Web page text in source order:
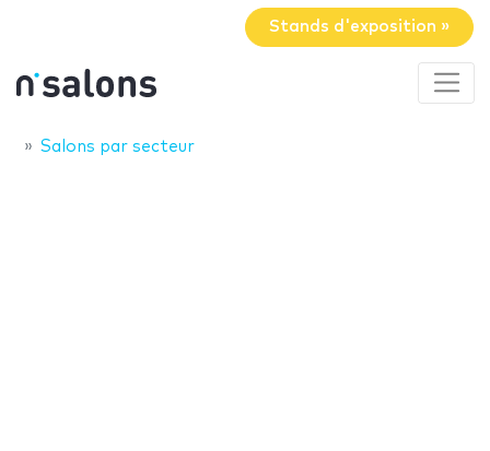
Stands d'exposition »
Salons par secteur